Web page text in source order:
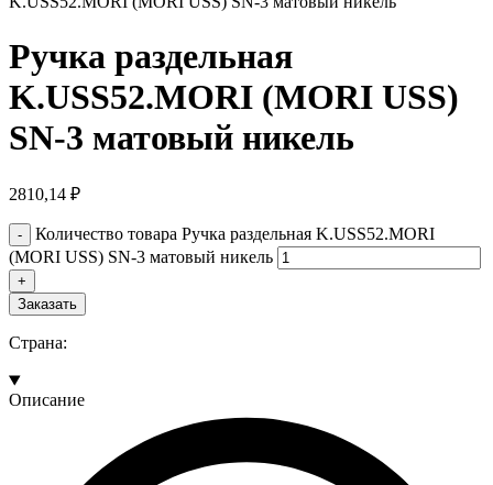
Ручка раздельная
K.USS52.MORI (MORI USS)
SN-3 матовый никель
2810,14 ₽
Количество товара Ручка раздельная K.USS52.MORI
(MORI USS) SN-3 матовый никель
Заказать
Страна:
Описание